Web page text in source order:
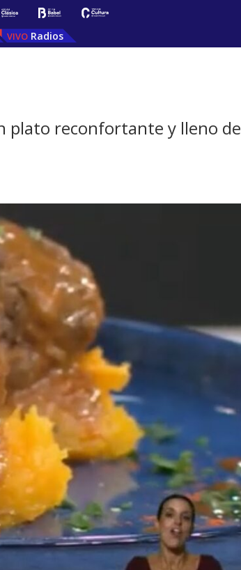
Radios
plato reconfortante y lleno de